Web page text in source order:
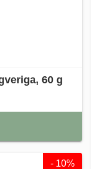
60 g
- 10%